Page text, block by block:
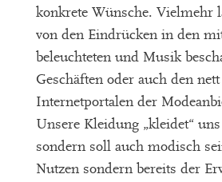
konkrete Wünsche. Vielmehr
von den Eindrücken in den
beleuchteten und Musik
Geschäften oder auch den
Internetportalen der
Unsere Kleidung „kleidet“
sondern soll auch modisch
Nutzen sondern bereits der